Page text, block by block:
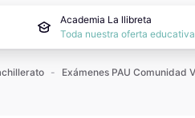
Academia La llibreta
Toda nuestra oferta educativa